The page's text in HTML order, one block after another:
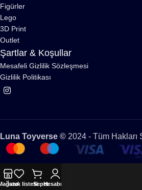
Figürler
Lego
3D Print
Outlet
Şartlar & Koşullar
Mesafeli Gizlilik Sözleşmesi
Gizlilik Politikası
Luna Toyverse © 2024 - Tüm Hakları
İstek listesiSepetHesabım